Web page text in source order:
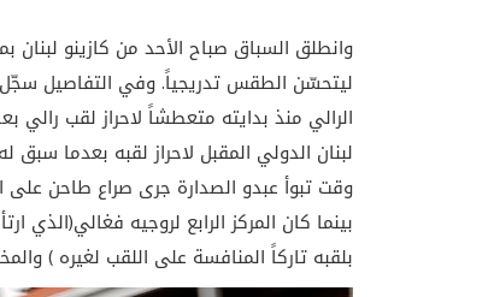
ليتحسّن الطقس تدريجياً. وفي التفاصيل
الرالي منذ بدايته متعطشاً لاحراز لقب رالي
لبنان الدولي المقبل لاحراز لقبه بعدما سبق
وقت تبوأ عبدو الصدارة جرى صراع طاحن على
بينما كان المركز الرابع لروجيه
بلقبه تاركاً المنافسة على اللقب لغيره )